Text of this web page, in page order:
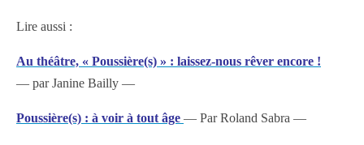
Lire aussi :
Au théâtre, « Poussière(s) » : laissez-nous rêver encore !
— par Janine Bailly —
Poussière(s) : à voir à tout âge — Par Roland Sabra —